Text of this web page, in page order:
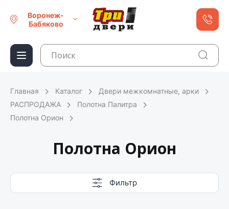
Воронеж-
Бабяково
Главная Каталог
Двери межкомнатные, арки
РАСПРОДАЖА
Полотна Палитра
Полотна Орион
Полотна Орион
Фильтр